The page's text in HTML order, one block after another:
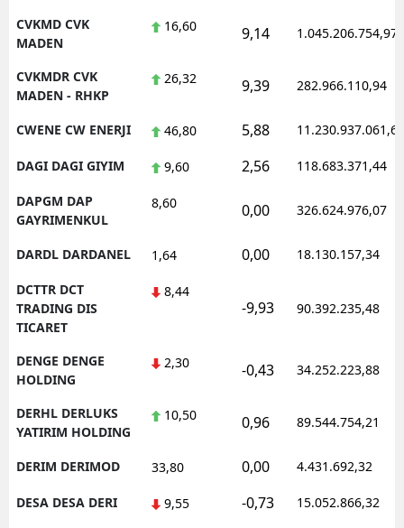
CVKMD CVK
MADEN
16,60 9,14 1.045.206.754,97
CVKMDR CVK
MADEN - RHKP
26,32 9,39 282.966.110,94
CWENE CW ENERJI 46,80 5,88 11.230.937.061,62
DAGI DAGI GIYIM 9,60 2,56 118.683.371,44
DAPGM DAP
GAYRIMENKUL
8,60 0,00 326.624.976,07
DARDL DARDANEL 1,64 0,00 18.130.157,34
DCTTR DCT
TRADING DIS
TICARET
8,44
-9,93 90.392.235,48
DENGE DENGE
HOLDING
2,30 -0,43 34.252.223,88
DERHL DERLUKS
YATIRIM HOLDING
10,50 0,96 89.544.754,21
DERIM DERIMOD 33,80 0,00 4.431.692,32
DESA DESA DERI 9,55 -0,73 15.052.866,32